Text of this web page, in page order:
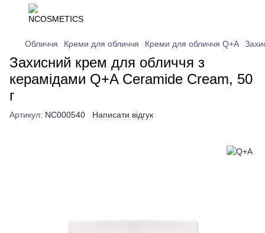
Обличчя Креми для обличчя Креми для обличчя Q+A
Захисний крем для обличчя з
керамідами Q+A Ceramide Cream, 50
г
Артикул: NC000540 Написати відгук